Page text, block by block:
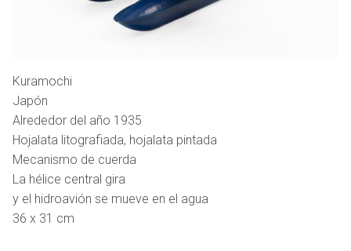
Kuramochi
Japón
Alrededor del año 1935
Hojalata litografiada, hojalata pintada
Mecanismo de cuerda
La hélice central gira
y el hidroavión se mueve en el agua
36 x 31 cm